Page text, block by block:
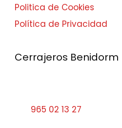
Politica de Cookies
Política de Privacidad
Cerrajeros Benidorm
965 02 13 27